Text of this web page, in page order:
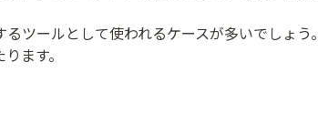
ツールとして使われるケースが多いでしょ
ます。